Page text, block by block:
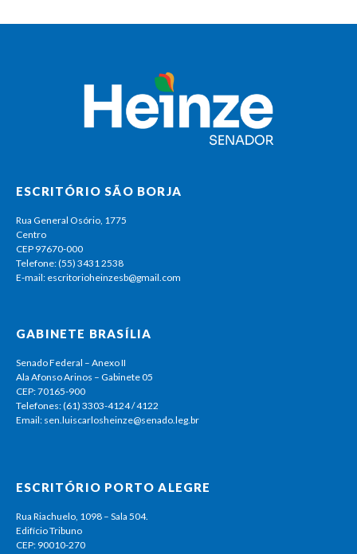
ESCRITÓRIO SÃO BORJA
Rua General Osório, 1775
Centro
CEP 97670-000
Telefone: (55) 3431 2538
E-mail: escritorioheinzesb@gmail.com
GABINETE BRASÍLIA
Senado Federal – Anexo II
Ala Afonso Arinos – Gabinete 05
CEP: 70165-900
Telefones: (61) 3303-4124 / 4122
Email: sen.luiscarlosheinze@senado.leg.br
ESCRITÓRIO PORTO ALEGRE
Rua Riachuelo, 1098 – Sala 504.
Edifício Tribuno
CEP: 90010-270